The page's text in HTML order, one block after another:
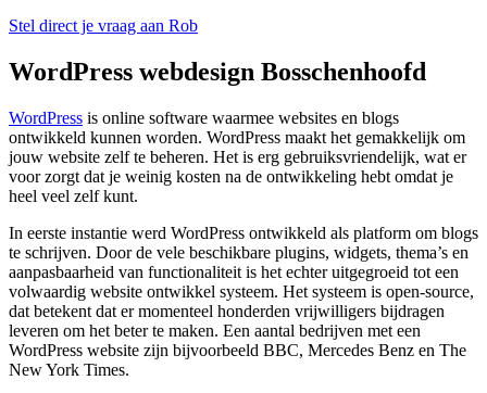
Stel direct je vraag aan Rob
WordPress webdesign Bosschenhoofd
WordPress is online software waarmee websites en blogs
ontwikkeld kunnen worden. WordPress maakt het gemakkelijk om
jouw website zelf te beheren. Het is erg gebruiksvriendelijk, wat er
voor zorgt dat je weinig kosten na de ontwikkeling hebt omdat je
heel veel zelf kunt.
In eerste instantie werd WordPress ontwikkeld als platform om blogs
te schrijven. Door de vele beschikbare plugins, widgets, thema’s en
aanpasbaarheid van functionaliteit is het echter uitgegroeid tot een
volwaardig website ontwikkel systeem. Het systeem is open-source,
dat betekent dat er momenteel honderden vrijwilligers bijdragen
leveren om het beter te maken. Een aantal bedrijven met een
WordPress website zijn bijvoorbeeld BBC, Mercedes Benz en The
New York Times.